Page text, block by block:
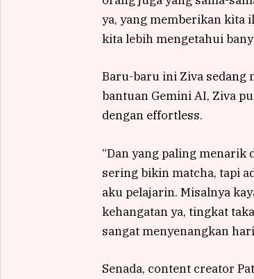
ya, yang memberikan kita
kita lebih mengetahui
Baru-baru ini Ziva sedang
bantuan Gemini AI, Ziva
dengan effortless.
“Dan yang paling menarik
sering bikin matcha, tapi
aku pelajarin. Misalnya
kehangatan ya, tingkat
sangat menyenangkan
Senada, content creator